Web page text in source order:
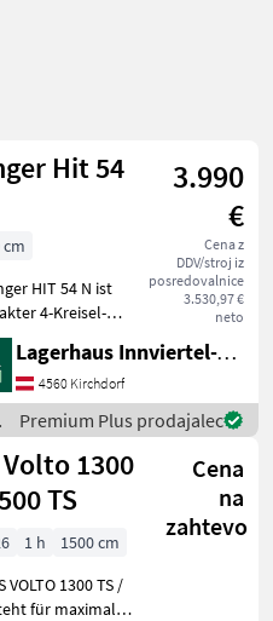
Hit 54
3.990
€
Cena z
DDV/stroj iz
posredovalnice
3.530,97 €
neto
cm
HIT 54 N ist
4-Kreisel-
für
Betriebe und
entwickelt
sind die
technis
Lagerhaus Innviertel-Traunviertel-Urfahr eGen, Kirchdorf
4560 Kirchdorf
Premium Plus prodajalec
1300
TS
Cena
na
zahtevo
1 h
1500 cm
VOLTO 1300 TS /
für maximale